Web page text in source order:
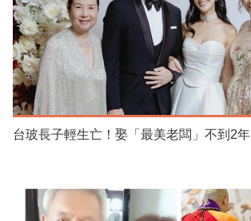
台玻長子輕生亡！娶「最美老闆」不到2年